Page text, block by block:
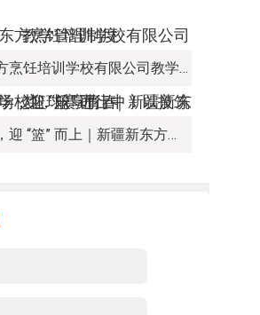
新疆新东方烹饪培训学校有限公司教学管理制度
热血赛场，迎 “篮” 而上｜新疆新东方烹饪学校篮球赛进行中！以技筑梦，乐享青春